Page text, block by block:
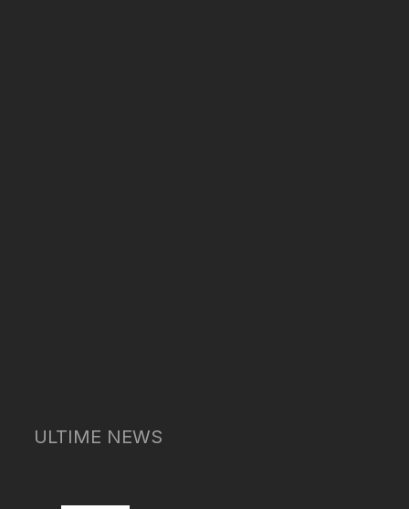
ULTIME NEWS